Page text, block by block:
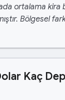
ortalama kira
Bölgesel
Kaç